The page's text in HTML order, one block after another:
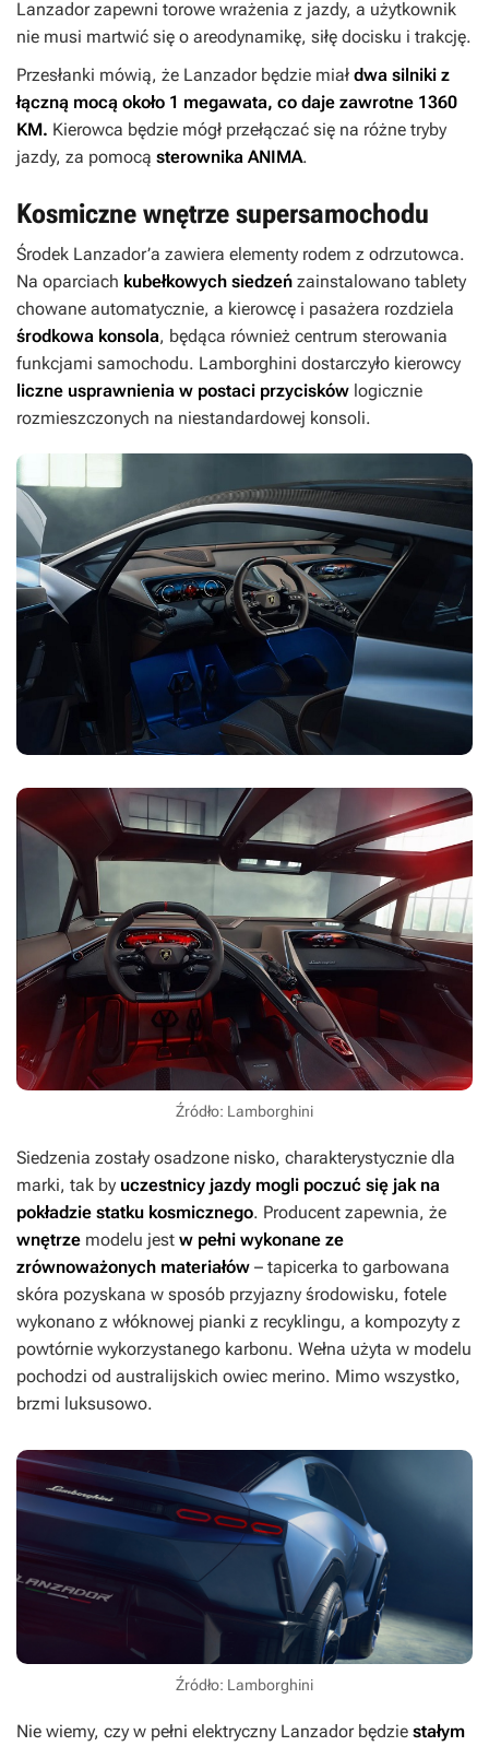
Lanzador zapewni torowe wrażenia z jazdy, a użytkownik
nie musi martwić się o areodynamikę, siłę docisku i trakcję.
Przesłanki mówią, że Lanzador będzie miał dwa silniki z
łączną mocą około 1 megawata, co daje zawrotne 1360
KM. Kierowca będzie mógł przełączać się na różne tryby
jazdy, za pomocą sterownika ANIMA.
Kosmiczne wnętrze supersamochodu
Środek Lanzador’a zawiera elementy rodem z odrzutowca.
Na oparciach kubełkowych siedzeń zainstalowano tablety
chowane automatycznie, a kierowcę i pasażera rozdziela
środkowa konsola, będąca również centrum sterowania
funkcjami samochodu. Lamborghini dostarczyło kierowcy
liczne usprawnienia w postaci przycisków logicznie
rozmieszczonych na niestandardowej konsoli.
Źródło: Lamborghini
Siedzenia zostały osadzone nisko, charakterystycznie dla
marki, tak by uczestnicy jazdy mogli poczuć się jak na
pokładzie statku kosmicznego. Producent zapewnia, że
wnętrze modelu jest w pełni wykonane ze
zrównoważonych materiałów – tapicerka to garbowana
skóra pozyskana w sposób przyjazny środowisku, fotele
wykonano z włóknowej pianki z recyklingu, a kompozyty z
powtórnie wykorzystanego karbonu. Wełna użyta w modelu
pochodzi od australijskich owiec merino. Mimo wszystko,
brzmi luksusowo.
Źródło: Lamborghini
Nie wiemy, czy w pełni elektryczny Lanzador będzie stałym